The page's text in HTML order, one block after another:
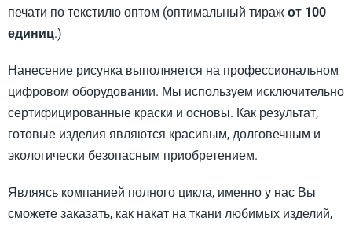
печати по текстилю оптом (оптимальный тираж от 100
единиц.)
Нанесение рисунка выполняется на профессиональном
цифровом оборудовании. Мы используем исключительно
сертифицированные краски и основы. Как результат,
готовые изделия являются красивым, долговечным и
экологически безопасным приобретением.
Являясь компанией полного цикла, именно у нас Вы
сможете заказать, как накат на ткани любимых изделий,